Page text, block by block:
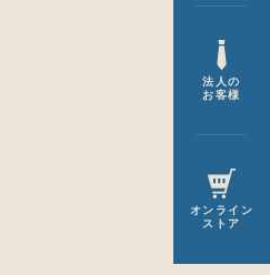
法人の
お客様
オンライン
ストア